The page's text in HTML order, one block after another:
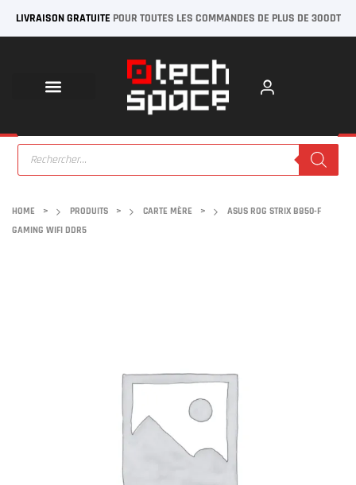
LIVRAISON GRATUITE POUR TOUTES LES COMMANDES DE PLUS DE 300DT
HOME > PRODUITS > CARTE MÈRE >
ASUS ROG STRIX B850-F
GAMING WIFI DDR5